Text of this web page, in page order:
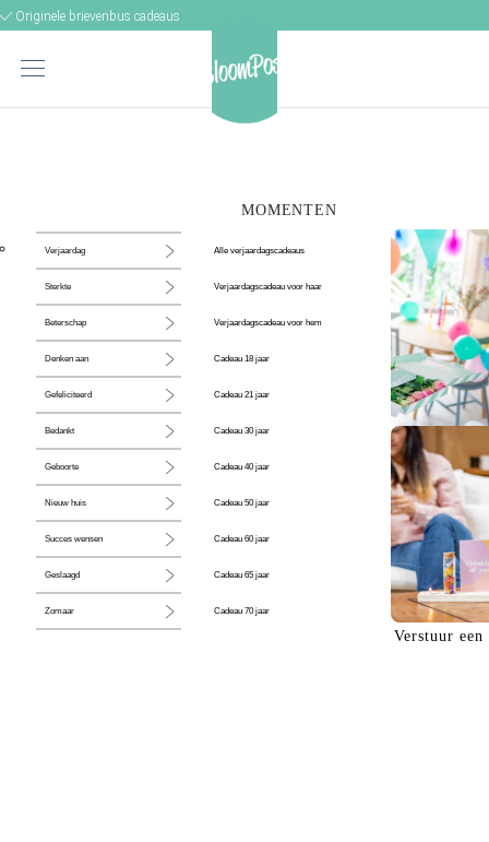
Originele brievenbus cadeaus
MOMENTEN
Verjaardag
Sterkte
Beterschap
Denken aan
Gefeliciteerd
Bedankt
Geboorte
Nieuw huis
Succes wensen
Geslaagd
Zomaar
Alle verjaardagscadeaus
Verjaardagscadeau voor haar
Verjaardagscadeau voor hem
Cadeau 18 jaar
Cadeau 21 jaar
Cadeau 30 jaar
Cadeau 40 jaar
Cadeau 50 jaar
Cadeau 60 jaar
Cadeau 65 jaar
Cadeau 70 jaar
De perfecte
Verstuur een